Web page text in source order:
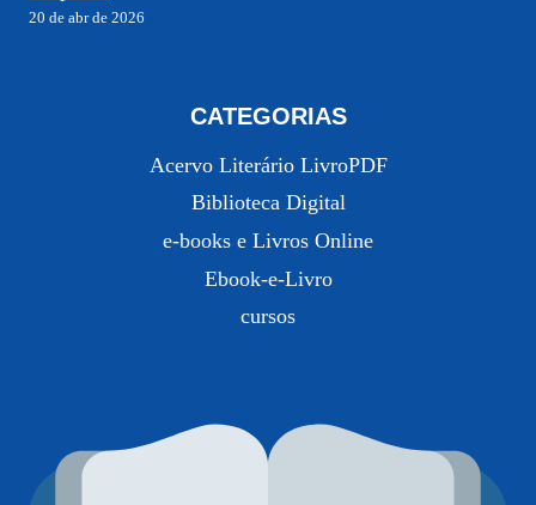
20 de abr de 2026
CATEGORIAS
Acervo Literário LivroPDF
Biblioteca Digital
e-books e Livros Online
Ebook-e-Livro
cursos